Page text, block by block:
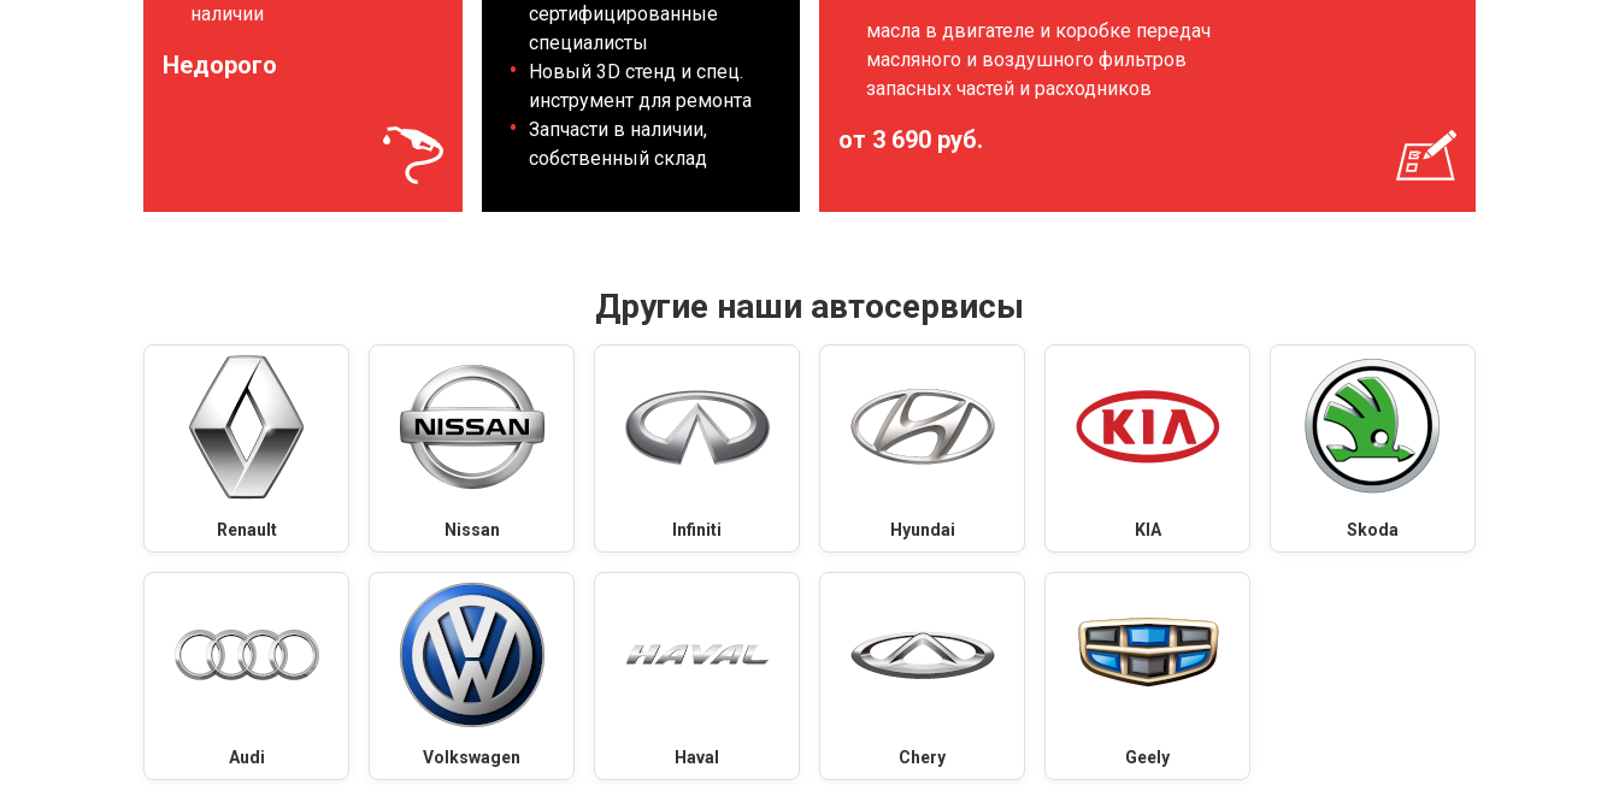
наличии
Недорого
сертифицированные
специалисты
Новый 3D стенд и спец.
инструмент для ремонта
Запчасти в наличии,
собственный склад
масла в двигателе и коробке передач
масляного и воздушного фильтров
запасных частей и расходников
от 3 690 руб.
Другие наши автосервисы
Renault Nissan Infiniti Hyundai KIA Skoda
Audi Volkswagen Haval Chery Geely